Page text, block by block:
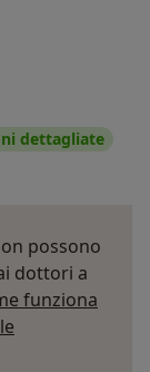
dettagliate
possono
dottori a
funziona